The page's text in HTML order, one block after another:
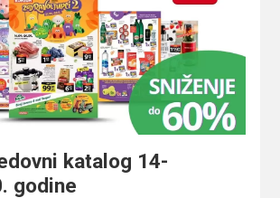
katalog 14-
godine